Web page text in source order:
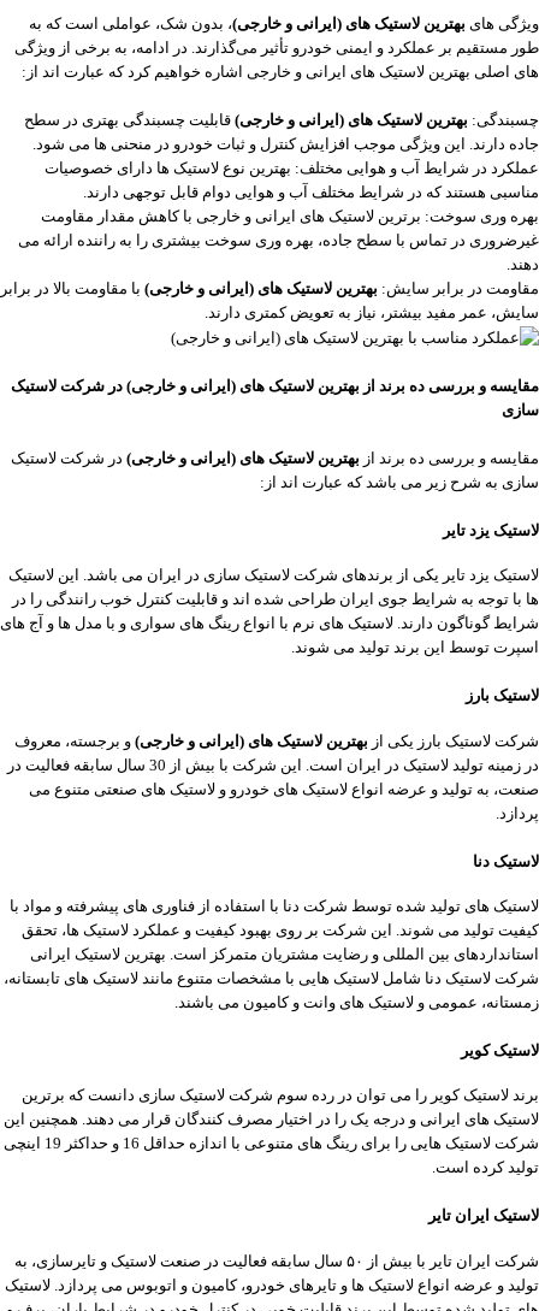
ویژگی‌ های بهترین لاستیک ‌های (ایرانی و خارجی)، بدون شک، عواملی است که به
طور مستقیم بر عملکرد و ایمنی خودرو تأثیر می‌گذارند. در ادامه، به برخی از ویژگی
‌های اصلی بهترین لاستیک ‌های ایرانی و خارجی اشاره خواهیم کرد که عبارت اند از:
چسبندگی: بهترین لاستیک ‌های (ایرانی و خارجی) قابلیت چسبندگی بهتری در سطح
جاده دارند. این ویژگی موجب افزایش کنترل و ثبات خودرو در منحنی ‌ها می ‌شود.
عملکرد در شرایط آب و هوایی مختلف: بهترین نوع لاستیک ها دارای خصوصیات
مناسبی هستند که در شرایط مختلف آب و هوایی دوام قابل توجهی دارند.
بهره‌ وری سوخت: برترین لاستیک ‌های ایرانی و خارجی با کاهش مقدار مقاومت
غیرضروری در تماس با سطح جاده، بهره‌ وری سوخت بیشتری را به راننده ارائه می
‌دهند.
مقاومت در برابر سایش: بهترین لاستیک ‌های (ایرانی و خارجی) با مقاومت بالا در برابر
سایش، عمر مفید بیشتر، نیاز به تعویض کمتری دارند.
مقایسه و بررسی ده برند از بهترین لاستیک های (ایرانی و خارجی) در شرکت لاستیک
سازی
مقایسه و بررسی ده برند از بهترین لاستیک های (ایرانی و خارجی) در شرکت لاستیک
سازی به شرح زیر می باشد که عبارت اند از:
لاستیک یزد تایر
لاستیک یزد تایر یکی از برندهای شرکت لاستیک سازی در ایران می باشد. این لاستیک
ها با توجه به شرایط جوی ایران طراحی شده اند و قابلیت کنترل خوب رانندگی را در
شرایط گوناگون دارند. لاستیک های نرم با انواع رینگ های سواری و با مدل ها و آج های
اسپرت توسط این برند تولید می شوند.
لاستیک بارز
شرکت لاستیک بارز یکی از بهترین لاستیک های (ایرانی و خارجی) و برجسته، معروف
در زمینه تولید لاستیک در ایران است. این شرکت با بیش از 30 سال سابقه فعالیت در
صنعت، به تولید و عرضه انواع لاستیک ‌های خودرو و لاستیک ‌های صنعتی متنوع می
‌پردازد.
لاستیک دنا
لاستیک ‌های تولید شده توسط شرکت دنا با استفاده از فناوری ‌های پیشرفته و مواد با
کیفیت تولید می ‌شوند. این شرکت بر روی بهبود کیفیت و عملکرد لاستیک ‌ها، تحقق
استانداردهای بین ‌المللی و رضایت مشتریان متمرکز است. بهترین لاستیک ایرانی
شرکت لاستیک دنا شامل لاستیک‌ هایی با مشخصات متنوع مانند لاستیک ‌های تابستانه،
زمستانه، عمومی و لاستیک ‌های وانت و کامیون می‌ باشند.
لاستیک کویر
برند لاستیک کویر را می توان در رده سوم شرکت لاستیک سازی دانست که برترین
لاستیک های ایرانی و درجه یک را در اختیار مصرف کنندگان قرار می دهند. همچنین این
شرکت لاستیک هایی را برای رینگ های متنوعی با اندازه حداقل 16 و حداکثر 19 اینچی
تولید کرده است.
لاستیک ایران تایر
شرکت ایران تایر با بیش از ۵۰ سال سابقه فعالیت در صنعت لاستیک و تایرسازی، به
تولید و عرضه انواع لاستیک ‌ها و تایرهای خودرو، کامیون و اتوبوس می ‌پردازد. لاستیک